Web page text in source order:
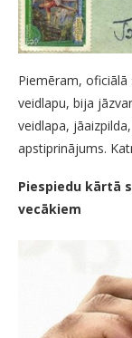
Piemēram, oficiālā
veidlapu, bija
veidlapa,
apstiprinājums.
Piespiedu kārtā
vecākiem